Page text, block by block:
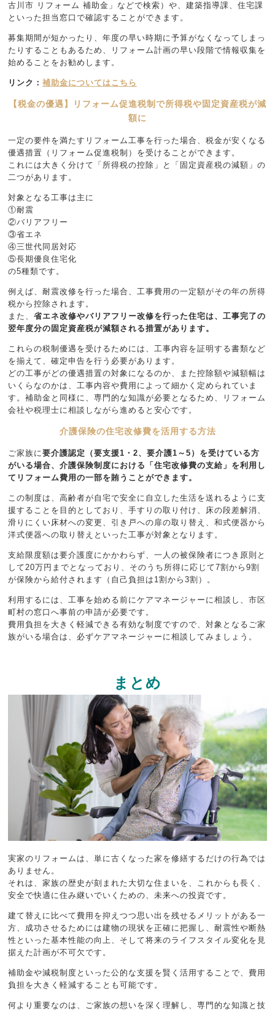
古川市 リフォーム 補助金」などで検索）や、建築指導課、住宅課
といった担当窓口で確認することができます。
募集期間が短かったり、年度の早い時期に予算がなくなってしまっ
たりすることもあるため、リフォーム計画の早い段階で情報収集を
始めることをお勧めします。
リンク： 補助金についてはこちら
【税金の優遇】リフォーム促進税制で所得税や固定資産税が減
額に
一定の要件を満たすリフォーム工事を行った場合、税金が安くなる
優遇措置（リフォーム促進税制）を受けることができます。
これには大きく分けて「所得税の控除」と「固定資産税の減額」の
二つがあります。
対象となる工事は主に
①耐震
②バリアフリー
③省エネ
④三世代同居対応
⑤長期優良住宅化
の5種類です。
例えば、耐震改修を行った場合、工事費用の一定額がその年の所得
税から控除されます。
また、 省エネ改修やバリアフリー改修を行った住宅は、工事完了の
翌年度分の固定資産税が減額される措置があります。
これらの税制優遇を受けるためには、工事内容を証明する書類など
を揃えて、確定申告を行う必要があります。
どの工事がどの優遇措置の対象になるのか、また控除額や減額幅は
いくらなのかは、工事内容や費用によって細かく定められていま
す。補助金と同様に、専門的な知識が必要となるため、リフォーム
会社や税理士に相談しながら進めると安心です。
介護保険の住宅改修費を活用する方法
ご家族に要介護認定（要支援1・2、要介護1～5）を受けている方
がいる場合、介護保険制度における「住宅改修費の支給」を利用し
てリフォーム費用の一部を賄うことができます。
この制度は、高齢者が自宅で安全に自立した生活を送れるように支
援することを目的としており、手すりの取り付け、床の段差解消、
滑りにくい床材への変更、引き戸への扉の取り替え、和式便器から
洋式便器への取り替えといった工事が対象となります。
支給限度額は要介護度にかかわらず、一人の被保険者につき原則と
して20万円までとなっており、そのうち所得に応じて7割から9割
が保険から給付されます（自己負担は1割から3割）。
利用するには、工事を始める前にケアマネージャーに相談し、市区
町村の窓口へ事前の申請が必要です。
費用負担を大きく軽減できる有効な制度ですので、対象となるご家
族がいる場合は、必ずケアマネージャーに相談してみましょう。
まとめ
実家のリフォームは、単に古くなった家を修繕するだけの行為では
ありません。
それは、家族の歴史が刻まれた大切な住まいを、これからも長く、
安全で快適に住み継いでいくための、未来への投資です。
建て替えに比べて費用を抑えつつ思い出を残せるメリットがある一
方、成功させるためには建物の現状を正確に把握し、耐震性や断熱
性といった基本性能の向上、そして将来のライフスタイル変化を見
据えた計画が不可欠です。
補助金や減税制度といった公的な支援を賢く活用することで、費用
負担を大きく軽減することも可能です。
何より重要なのは、ご家族の想いを深く理解し、専門的な知識と技